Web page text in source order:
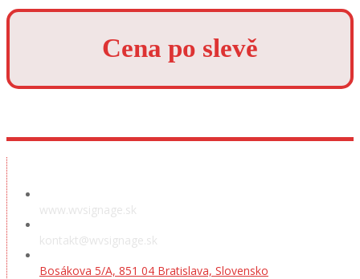
Cena po slevě
www.wvsignage.sk
kontakt@wvsignage.sk
Bosákova 5/A, 851 04 Bratislava, Slovensko